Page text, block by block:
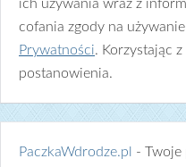
ich używania wraz z
cofania zgody na
Prywatności. Korzystając
postanowienia.
PaczkaWdrodze.pl
- Twoje